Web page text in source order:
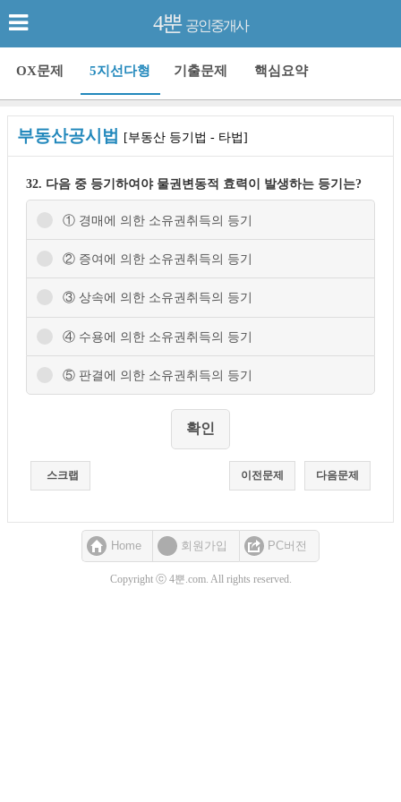
4뿐 공인중개사
OX문제 5지선다형 기출문제 핵심요약
부동산공시법 [부동산 등기법 - 타법]
32. 다음 중 등기하여야 물권변동적 효력이 발생하는 등기는?
① 경매에 의한 소유권취득의 등기
② 증여에 의한 소유권취득의 등기
③ 상속에 의한 소유권취득의 등기
④ 수용에 의한 소유권취득의 등기
⑤ 판결에 의한 소유권취득의 등기
스크랩 다음문제
이전문제
Home 회원가입 PC버전
Copyright ⓒ 4뿐.com. All rights reserved.